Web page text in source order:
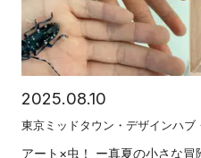
2025.08.10
東京ミッドタウン・デザインハ
アート×虫！ ー真夏の小さな冒